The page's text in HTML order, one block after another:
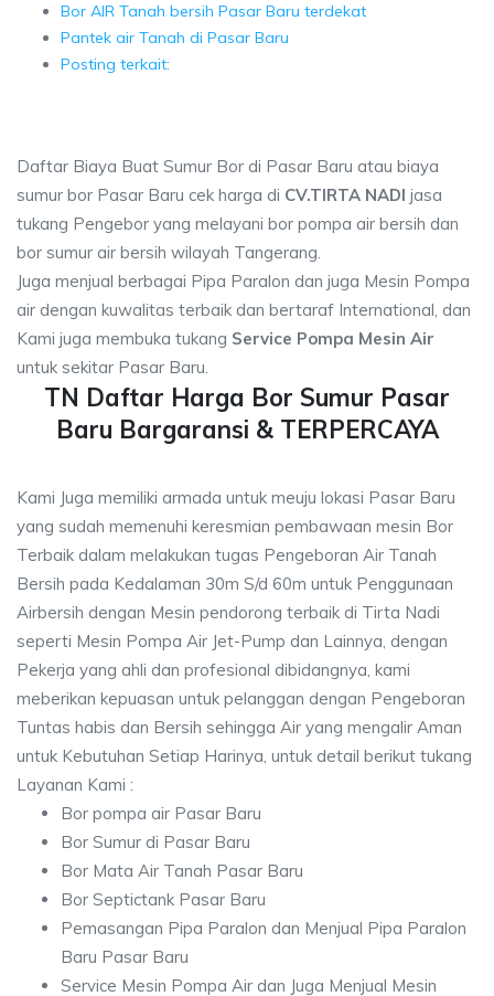
Bor AIR Tanah bersih Pasar Baru terdekat
Pantek air Tanah di Pasar Baru
Posting terkait:
Daftar Biaya Buat Sumur Bor di Pasar Baru atau biaya
sumur bor Pasar Baru cek harga di CV.TIRTA NADI jasa
tukang Pengebor yang melayani bor pompa air bersih dan
bor sumur air bersih wilayah Tangerang.
Juga menjual berbagai Pipa Paralon dan juga Mesin Pompa
air dengan kuwalitas terbaik dan bertaraf International, dan
Kami juga membuka tukang Service Pompa Mesin Air
untuk sekitar Pasar Baru.
TN Daftar Harga Bor Sumur Pasar
Baru Bargaransi & TERPERCAYA
Kami Juga memiliki armada untuk meuju lokasi Pasar Baru
yang sudah memenuhi keresmian pembawaan mesin Bor
Terbaik dalam melakukan tugas Pengeboran Air Tanah
Bersih pada Kedalaman 30m S/d 60m untuk Penggunaan
Airbersih dengan Mesin pendorong terbaik di Tirta Nadi
seperti Mesin Pompa Air Jet-Pump dan Lainnya, dengan
Pekerja yang ahli dan profesional dibidangnya, kami
meberikan kepuasan untuk pelanggan dengan Pengeboran
Tuntas habis dan Bersih sehingga Air yang mengalir Aman
untuk Kebutuhan Setiap Harinya, untuk detail berikut tukang
Layanan Kami :
Bor pompa air Pasar Baru
Bor Sumur di Pasar Baru
Bor Mata Air Tanah Pasar Baru
Bor Septictank Pasar Baru
Pemasangan Pipa Paralon dan Menjual Pipa Paralon
Baru Pasar Baru
Service Mesin Pompa Air dan Juga Menjual Mesin